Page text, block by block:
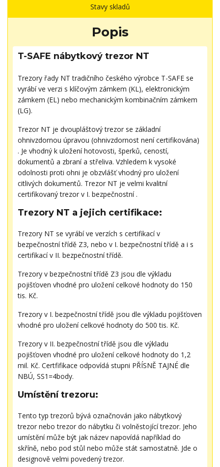
Stavy skladů
Popis
T-SAFE nábytkový trezor NT
Trezory řady NT tradičního českého výrobce T-SAFE se
vyrábí ve verzi s klíčovým zámkem (KL), elektronickým
zámkem (EL) nebo mechanickým kombinačním zámkem
(LG).
Trezor NT je dvoupláštový trezor se základní
ohnivzdornou úpravou (ohnivzdornost není certifikována)
. Je vhodný k uložení hotovosti, šperků, ceností,
dokumentů a zbraní a střeliva. Vzhledem k vysoké
odolnosti proti ohni je obzvlášť vhodný pro uložení
citlivých dokumentů. Trezor NT je velmi kvalitní
certifikovaný trezor v I. bezpečnostní .
Trezory NT a jejich certifikace:
Trezory NT se vyrábí ve verzích s certifikací v
bezpečnostní třídě Z3, nebo v I. bezpečnostní třídě a i s
certifikací v II. bezpečnostní třídě.
Trezory v bezpečnostní třídě Z3 jsou dle výkladu
pojišťoven vhodné pro uložení celkové hodnoty do 150
tis. Kč.
Trezory v I. bezpečnostní třídě jsou dle výkladu pojišťoven
vhodné pro uložení celkové hodnoty do 500 tis. Kč.
Trezory v II. bezpečnostní třídě jsou dle výkladu
pojišťoven vhodné pro uložení celkové hodnoty do 1,2
mil. Kč. Certfifikace odpovídá stupni PŘÍSNĚ TAJNÉ dle
NBÚ, SS1=4body.
Umístění trezoru:
Tento typ trezorů bývá označnován jako nábytkový
trezor nebo trezor do nábytku či volněstojící trezor. Jeho
umístění může být jak název napovídá například do
skříně, nebo pod stůl nebo může stát samostatně. Jde o
designově velmi povedený trezor.